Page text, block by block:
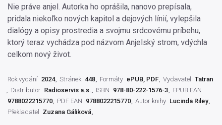
Nie práve anjel. Autorka ho oprášila, nanovo prepísala,
pridala niekoľko nových kapitol a dejových línií, vylepšila
dialógy a opisy prostredia a svojmu srdcovému príbehu,
ktorý teraz vychádza pod názvom Anjelský strom, vdýchla
celkom nový život.
Rok vydání 2024 Stránek 448 Formáty ePUB, PDF Vydavatel
Tatran
Distributor Radioservis a.s. ISBN 978-80-222-1576-3
EPUB EAN
9788022215770
PDF EAN 9788022215770 Autor knihy Lucinda Riley
Překladatel
Zuzana Gáliková